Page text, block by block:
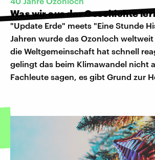
Was wir aus der Geschichte
"Update Erde" meets "Eine Stunde
Jahren wurde das Ozonloch
die Weltgemeinschaft hat schnell
gelingt das beim Klimawandel nicht
Fachleute sagen, es gibt Grund zur